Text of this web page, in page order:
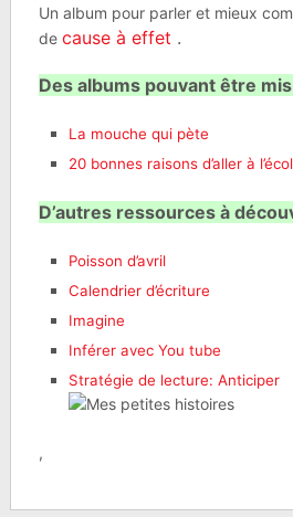
Un album pour parler et mieux
de cause à effet .
Des albums pouvant être
La mouche qui pète
20 bonnes raisons d’aller à
D’autres ressources à
Poisson d’avril
Calendrier d’écriture
Imagine
Inférer avec You tube
Stratégie de lecture: Anticiper
,